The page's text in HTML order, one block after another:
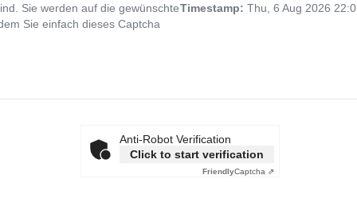
Sie werden auf die gewünschte
Sie einfach dieses Captcha
Timestamp: Thu, 6 Aug 2026
Anti-Robot Verification
Click to start verification
FriendlyCaptcha ⇗